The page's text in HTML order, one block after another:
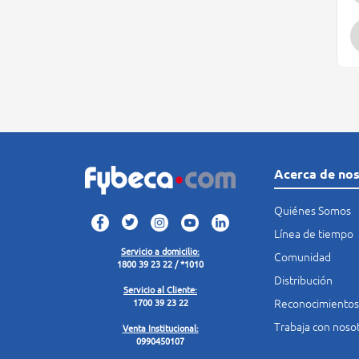
Servicio a domicilio:
1800 39 23 22 / *1010
Servicio al Cliente:
1700 39 23 22
Venta Institucional:
0990450107
Acerca de
Quiénes Somos
Línea de tiempo
Comunidad
Distribución
Reconocimientos
Trabaja con